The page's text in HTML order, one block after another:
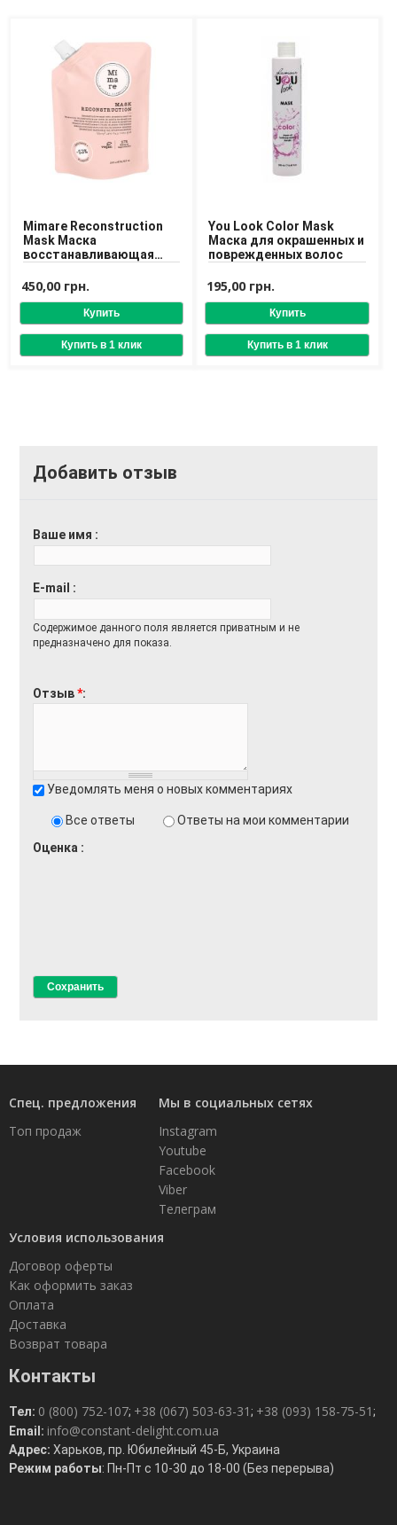
Mimare Reconstruction
Mask Маска
восстанавливающая
450,00 грн.
You Look Color Mask
Маска для окрашенных и
поврежденных волос
195,00 грн.
Добавить отзыв
Ваше имя
E-mail
Содержимое данного поля является приватным и не
предназначено для показа.
Отзыв*
Уведомлять меня о новых комментариях
Все ответы
Ответы на мои комментарии
Оценка
Спец. предложения
Топ продаж
Мы в социальных сетях
Instagram
Youtube
Facebook
Viber
Телеграм
Условия использования
Договор оферты
Как оформить заказ
Оплата
Доставка
Возврат товара
Контакты
Тел: 0 (800) 752-107; +38 (067) 503-63-31; +38 (093) 158-75-51;
Email: info@constant-delight.com.ua
Адрес: Харьков, пр. Юбилейный 45-Б, Украина
Режим работы: Пн-Пт с 10-30 до 18-00 (Без перерыва)